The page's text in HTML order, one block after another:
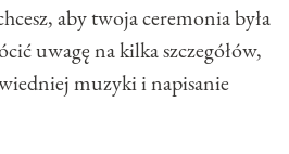
aby twoja ceremonia była
uwagę na kilka szczegółów,
muzyki i napisanie